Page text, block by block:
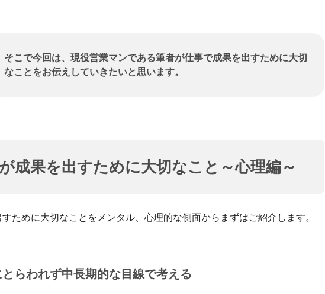
そこで今回は、現役営業マンである筆者が仕事で成果を出すために大切
なことをお伝えしていきたいと思います。
成果を出すために大切なこと～心理編～
ために大切なことをメンタル、心理的な側面からまずはご紹介します。
とらわれず中長期的な目線で考える